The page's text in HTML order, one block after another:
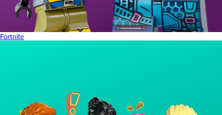
Fortnite